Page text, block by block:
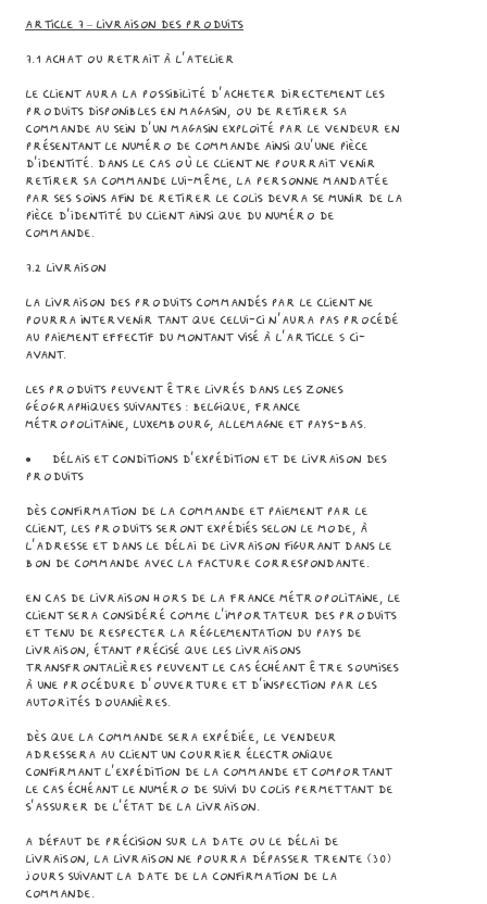
Article 7 – LIVRAISON DES PRODUITS
7.1 Achat ou retrait à l’atelier
Le Client aura la possibilité d’acheter directement les
Produits disponibles en magasin, ou de retirer sa
commande au sein d’un magasin exploité par le Vendeur en
présentant le numéro de commande ainsi qu’une pièce
d’identité. Dans le cas où le Client ne pourrait venir
retirer sa commande lui-même, la personne mandatée
par ses soins afin de retirer le colis devra se munir de la
pièce d’identité du Client ainsi que du numéro de
commande.
7.2 Livraison
La livraison des Produits commandés par le Client ne
pourra intervenir tant que celui-ci n’aura pas procédé
au paiement effectif du montant visé à l’article 5 ci-
avant.
Les produits peuvent être livrés dans les zones
géographiques suivantes : Belgique, France
métropolitaine, Luxembourg, Allemagne et Pays-Bas.
● Délais et conditions d’expédition et de livraison des
Produits
Dès confirmation de la commande et paiement par le
Client, les Produits seront expédiés selon le mode, à
l’adresse et dans le délai de livraison figurant dans le
bon de commande avec la facture correspondante.
En cas de livraison hors de la France métropolitaine, le
Client sera considéré comme l’importateur des Produits
et tenu de respecter la réglementation du pays de
livraison, étant précisé que les livraisons
transfrontalières peuvent le cas échéant être soumises
à une procédure d’ouverture et d’inspection par les
autorités douanières.
Dès que la commande sera expédiée, le Vendeur
adressera au Client un courrier électronique
confirmant l’expédition de la commande et comportant
le cas échéant le numéro de suivi du colis permettant de
s’assurer de l’état de la livraison.
A défaut de précision sur la date ou le délai de
livraison, la livraison ne pourra dépasser trente (30)
jours suivant la date de la confirmation de la
commande.